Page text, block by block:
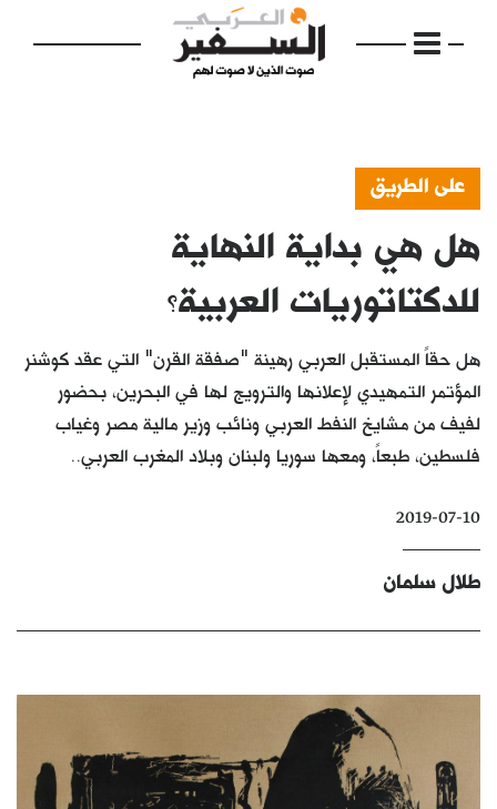
الرئيسية
مواضيع
فكرة
دفاتر
كتّابنا
الأرشيف
على الطريق
هل هي بداية النهاية
للدكتاتوريات العربية؟
هل حقاً المستقبل العربي رهينة "صفقة القرن" التي عقد كوشنر
المؤتمر التمهيدي لإعلانها والترويج لها في البحرين، بحضور
لفيف من مشايخ النفط العربي ونائب وزير مالية مصر وغياب
فلسطين، طبعاً، ومعها سوريا ولبنان وبلاد المغرب العربي..
2019-07-10
طلال سلمان